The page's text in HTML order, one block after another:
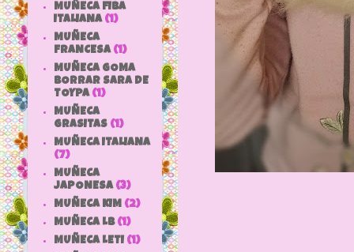
MUÑECA FIBA
ITALIANA (1)
MUÑECA
FRANCESA (1)
MUÑECA GOMA
BORRAR SARA DE
TOYPA (1)
MUÑECA
GRASITAS (1)
MUÑECA ITALIANA
(7)
MUÑECA
JAPONESA (3)
MUÑECA KIM (2)
MUÑECA LB (1)
MUÑECA LETI (1)